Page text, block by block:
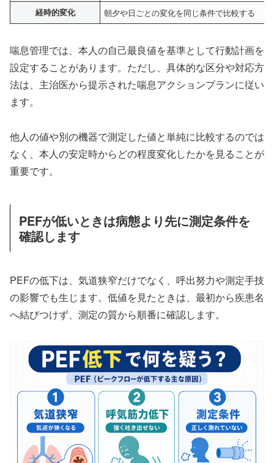
経時的変化 朝夕や日ごとの変化を同じ条件で比較する
喘息管理では、本人の自己最良値を基準として行動計画を
設定することがあります。ただし、具体的な区分や対応方
法は、主治医から提示された喘息アクションプランに従い
ます。
他人の値や別の機器で測定した値と単純に比較するのでは
なく、本人の安定時からどの程度変化したかを見ることが
重要です。
PEFが低いときは病態より先に測定条件を
確認します
PEFの低下は、気道狭窄だけでなく、呼出努力や測定手技
の影響でも生じます。低値を見たときは、最初から疾患名
へ結びつけず、測定の質から順番に確認します。